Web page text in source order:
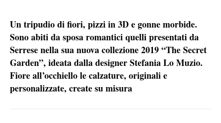
Un tripudio di fiori, pizzi in 3D e gonne morbide.
Sono abiti da sposa romantici quelli presentati da
Serrese nella sua nuova collezione 2019 “The Secret
Garden”, ideata dalla designer Stefania Lo Muzio.
Fiore all’occhiello le calzature, originali e
personalizzate, create su misura